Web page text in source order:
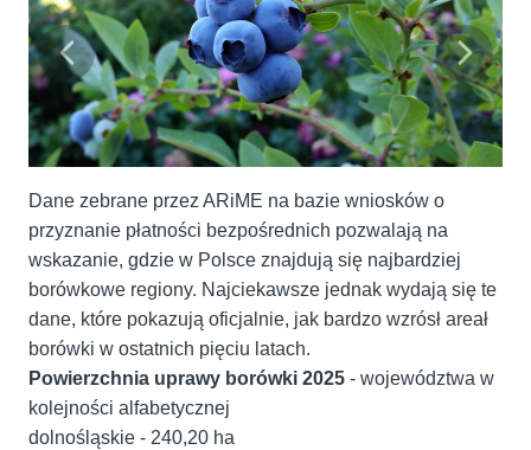
Dane zebrane przez ARiME na bazie wniosków o
przyznanie płatności bezpośrednich pozwalają na
wskazanie, gdzie w Polsce znajdują się najbardziej
borówkowe regiony. Najciekawsze jednak wydają się te
dane, które pokazują oficjalnie, jak bardzo wzrósł areał
borówki w ostatnich pięciu latach.
Powierzchnia uprawy borówki 2025 - województwa w
kolejności alfabetycznej
dolnośląskie - 240,20 ha